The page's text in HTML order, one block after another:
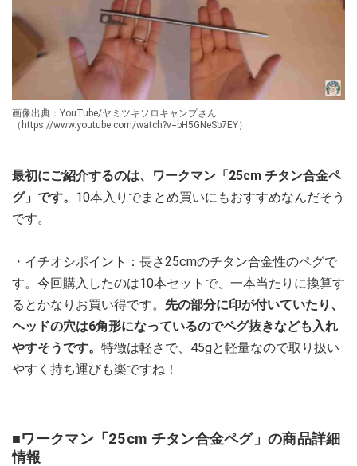
画像出典：YouTube/ヤミツキソロキャンプさん
（https://www.youtube.com/watch?v=bH5GNeSb7EY）
最初にご紹介するのは、ワークマン「25cm チタン合金ペ
グ」です。 10本入りでまとめ買いにもおすすめなんだそう
です。
・イチオシポイント：長さ25cmのチタン合金性のペグで
す。今回購入したのは10本セットで、一本当たりに換算す
るとかなりお買い得です。 先の部分に印が付いていたり、
ヘッドの穴は6角形になっているのでペグ抜きなども入れ
やすそうです。 特徴は軽さで、45gと軽量なので取り扱い
やすく持ち運びも楽ですね！
■ワークマン「25cm チタン合金ペグ」の商品詳細
情報